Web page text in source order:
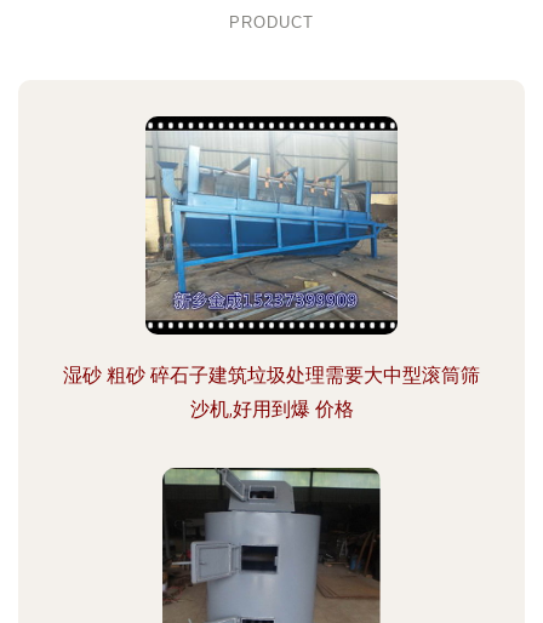
PRODUCT
湿砂 粗砂 碎石子建筑垃圾处理需要大中型滚筒筛
沙机,好用到爆 价格